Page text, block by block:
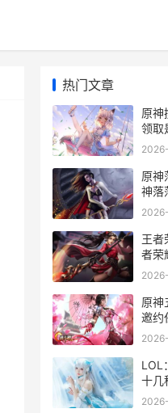
热门文章
原神
领取
山间
原神
神落
王者
者荣
转移
原神
邀约
LOL
十几